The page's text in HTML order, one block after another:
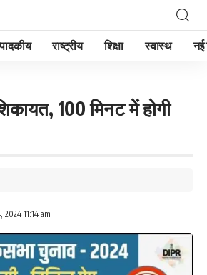
राष्ट्रीय शिक्षा स्वास्थ नई
100 मिनट में होगी
11:14 am